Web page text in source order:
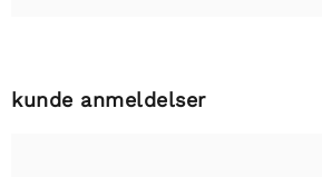
kunde anmeldelser